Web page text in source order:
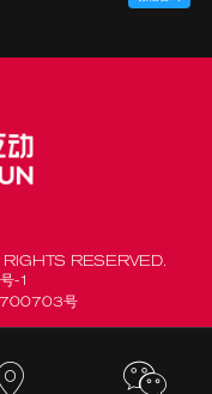
RESERVED.
-1
号